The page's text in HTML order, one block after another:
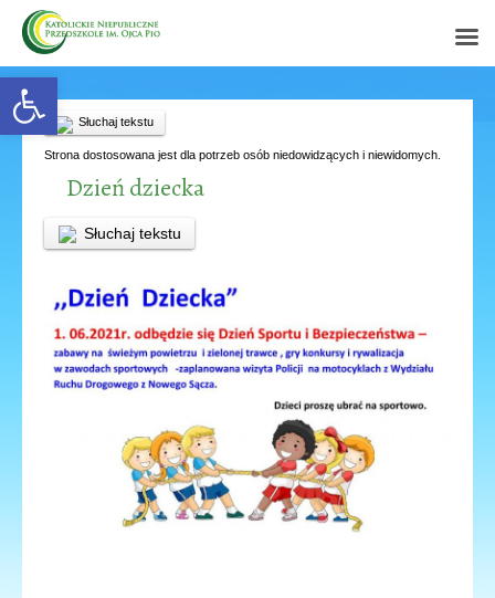
Open toolbar
Słuchaj tekstu
Strona dostosowana jest dla potrzeb osób niedowidzących i niewidomych.
Dzień dziecka
Słuchaj tekstu